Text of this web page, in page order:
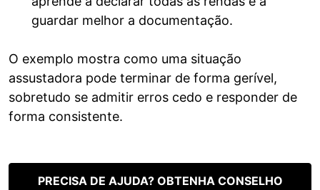
guardar melhor a documentação.
O exemplo mostra como uma situação
assustadora pode terminar de forma gerível,
sobretudo se admitir erros cedo e responder de
forma consistente.
PRECISA DE AJUDA? OBTENHA CONSELHO